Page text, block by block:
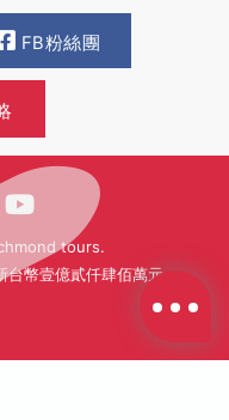
FB粉絲團
tours.
台幣壹億貳仟肆佰萬元